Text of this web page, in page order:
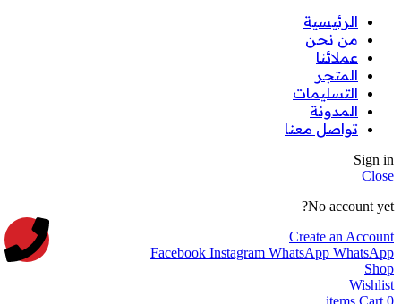
الرئيسية
من نحن
عملائنا
المتجر
التسليمات
المدونة
تواصل معنا
Sign in
Close
No account yet?
Create an Account
Facebook Instagram WhatsApp WhatsApp
Shop
Wishlist